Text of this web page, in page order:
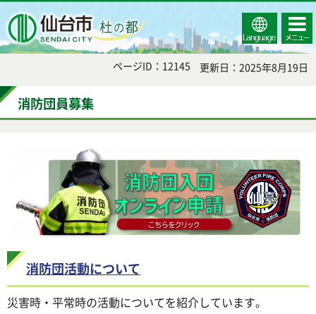
Select
Language
コンテ
ンツメ
ニュー
ページID：12145 更新日：2025年8月19日
消防団員募集
消防団活動について
災害時・平常時の活動についてを紹介しています。